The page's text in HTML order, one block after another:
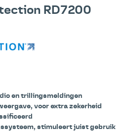
RD7200
en trillingsmeldingen
voor extra zekerheid
stimuleert juist gebruik